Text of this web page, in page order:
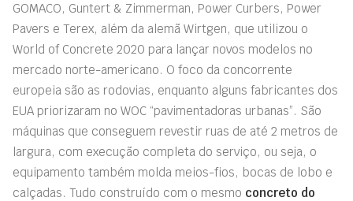
GOMACO, Guntert & Zimmerman, Power Curbers, Power
Pavers e Terex, além da alemã Wirtgen, que utilizou o
World of Concrete 2020 para lançar novos modelos no
mercado norte-americano. O foco da concorrente
europeia são as rodovias, enquanto alguns fabricantes dos
EUA priorizaram no WOC “pavimentadoras urbanas”. São
máquinas que conseguem revestir ruas de até 2 metros de
largura, com execução completa do serviço, ou seja, o
equipamento também molda meios-fios, bocas de lobo e
calçadas. Tudo construído com o mesmo concreto do